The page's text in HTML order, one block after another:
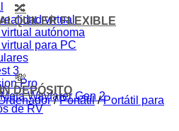
virtual
autónoma
para PC
3
Pro
Wayfarer Gen 2
de RV
🔀
FLEXIBLE
💸
DEPÓSITO
/ Portátil / Portátil para